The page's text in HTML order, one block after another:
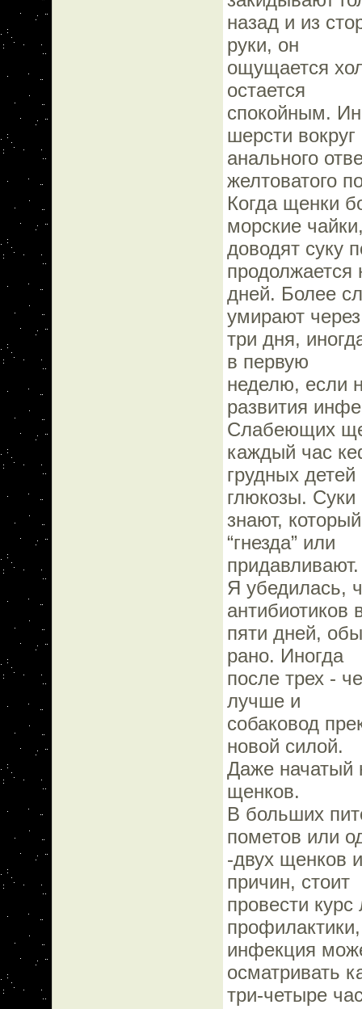
назад и из
руки, он
ощущается
остается
спокойным.
шерсти вокруг
анального
желтоватого
Когда щенки
морские
доводят суку
продолжается
дней. Более
умирают
три дня,
в первую
неделю, если
развития
Слабеющих
каждый час
грудных
глюкозы.
знают,
“гнезда” или
придавливают.
Я убедилась,
антибиотиков
пяти дней,
рано. Иногда
после трех -
лучше и
собаковод
новой силой.
Даже начатый
щенков.
В больших
пометов или
-двух щенков
причин, стоит
провести
инфекция
осматривать
три-четыре